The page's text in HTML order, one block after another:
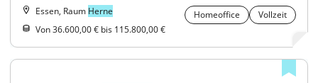
Essen, Raum Herne Homeoffice
Vollzeit
Von 36.600,00 € bis 115.800,00 €